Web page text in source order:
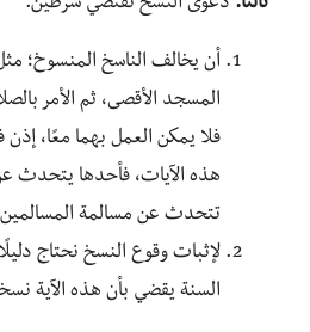
أن يخالف الناسخ المنسوخ؛ مثل
المسجد الأقصى، ثم الأمر
فلا يمكن العمل بهما معًا، إذن
هذه الآيات، فأحدها يتحدث
تتحدث عن مسالمة
لإثبات وقوع النسخ نحتاج دليلًا
السنة يقضي بأن هذه الآية